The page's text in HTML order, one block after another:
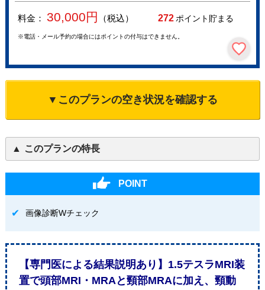
料金： 30,000円 （税込） 272ポイント貯まる
※電話・メール予約の場合にはポイントの付与はできません。
▼このプランの空き状況を確認する
このプランの特長
POINT
画像診断Wチェック
【専門医による結果説明あり】1.5テスラMRI装
置で頭部MRI・MRAと頸部MRAに加え、頸動